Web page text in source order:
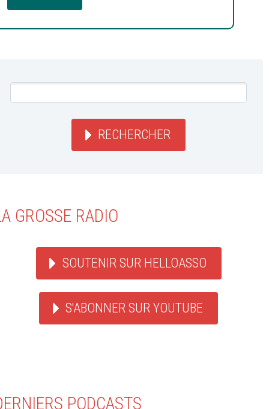
RECHERCHER
GROSSE RADIO
SOUTENIR SUR HELLOASSO
S'ABONNER SUR YOUTUBE
PODCASTS